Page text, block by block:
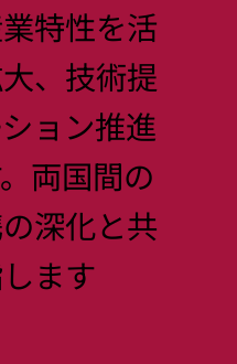
特性を活
、技術提
ョン推進
両国間の
深化と共
ます